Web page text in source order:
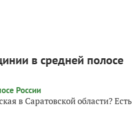
в средней полосе
в Саратовской области? Есть